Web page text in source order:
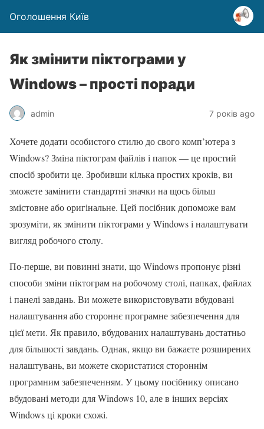
Оголошення Київ
Як змінити піктограми у
Windows – прості поради
admin 7 років ago
Хочете додати особистого стилю до свого комп’ютера з
Windows? Зміна піктограм файлів і папок — це простий
спосіб зробити це. Зробивши кілька простих кроків, ви
зможете замінити стандартні значки на щось більш
змістовне або оригінальне. Цей посібник допоможе вам
зрозуміти, як змінити піктограми у Windows і налаштувати
вигляд робочого столу.
По-перше, ви повинні знати, що Windows пропонує різні
способи зміни піктограм на робочому столі, папках, файлах
і панелі завдань. Ви можете використовувати вбудовані
налаштування або стороннє програмне забезпечення для
цієї мети. Як правило, вбудованих налаштувань достатньо
для більшості завдань. Однак, якщо ви бажаєте розширених
налаштувань, ви можете скористатися стороннім
програмним забезпеченням. У цьому посібнику описано
вбудовані методи для Windows 10, але в інших версіях
Windows ці кроки схожі.